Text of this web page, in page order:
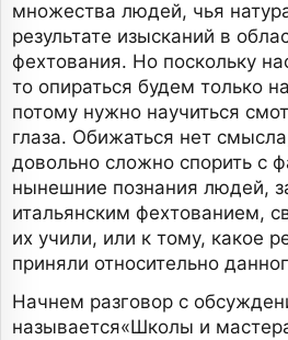
множества людей, чья
результате изысканий в
фехтования. Но поскольку
то опираться будем только
потому нужно научиться
глаза. Обижаться нет
довольно сложно спорить с
нынешние познания людей,
итальянским фехтованием,
их учили, или к тому, какое
приняли относительно
Начнем разговор с
называется«Школы и